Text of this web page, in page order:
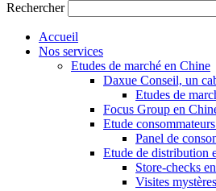
Rechercher
Accueil
Nos services
Etudes de marché en Chine
Daxue Conseil, un
Etudes de
Focus Group en
Etude
Panel de
Etude de distribution
Store-checks
Visites